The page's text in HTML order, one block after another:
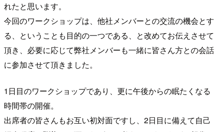
れたと思います。
今回のワークショップは、他社メンバーとの交流の機会とす
る、ということも目的の一つである、と改めてお伝えさせて
頂き、必要に応じて弊社メンバーも一緒に皆さん方との会話
に参加させて頂きました。
1日目のワークショップであり、更に午後からの眠たくなる
時間帯の開催。
出席者の皆さんもお互い初対面ですし、2日目に備えて自己